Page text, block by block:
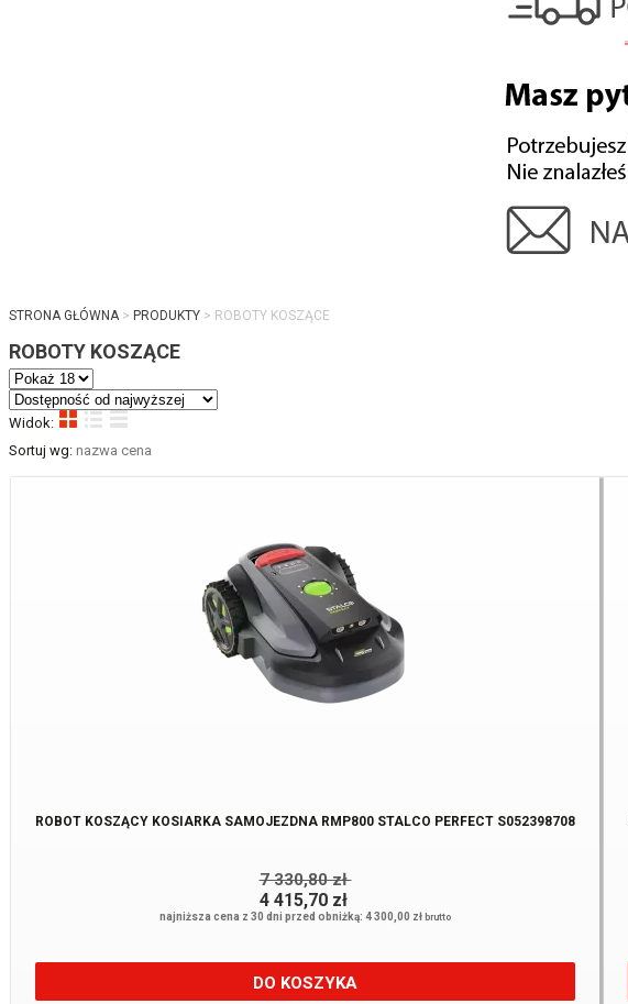
STRONA GŁÓWNA PRODUKTY ROBOTY KOSZĄCE
ROBOTY KOSZĄCE
Widok:
Sortuj wg: nazwa cena
ROBOT KOSZĄCY KOSIARKA SAMOJEZDNA RMP800 STALCO PERFECT S052398708
7 330,80 zł
4 415,70 zł
najniższa cena z 30 dni przed obniżką: 4 300,00 zł brutto
DO KOSZYKA